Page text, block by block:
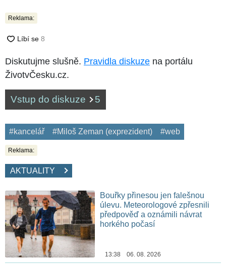
Reklama:
Diskutujme slušně. Pravidla diskuze na portálu
ŽivotvČesku.cz.
Vstup do diskuze 5
#kancelář #Miloš Zeman (exprezident) #web
Reklama:
AKTUALITY
Bouřky přinesou jen falešnou
úlevu. Meteorologové zpřesnili
předpověď a oznámili návrat
horkého počasí
13:38 06. 08. 2026